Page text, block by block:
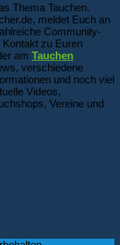
Thema Tauchen.
meldet Euch an
Community-
Kontakt zu Euren
am Tauchen
verschiedene
und noch viel
Videos,
Vereine und